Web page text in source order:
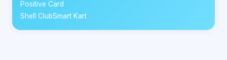
Positive Card
Shell ClubSmart Kart